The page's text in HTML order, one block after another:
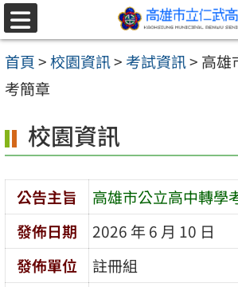
跳至主要內容區
選
單
首頁>校園資訊> 考試資訊> 高雄
考簡章
校園資訊
公告主旨
高雄市公立高中轉學
發佈日期
2026 年 6 月 10 日
發佈單位
註冊組